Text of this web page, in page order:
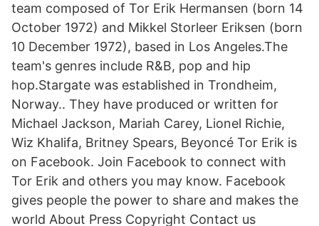
team composed of Tor Erik Hermansen (born 14
October 1972) and Mikkel Storleer Eriksen (born
10 December 1972), based in Los Angeles.The
team's genres include R&B, pop and hip
hop.Stargate was established in Trondheim,
Norway.. They have produced or written for
Michael Jackson, Mariah Carey, Lionel Richie,
Wiz Khalifa, Britney Spears, Beyoncé Tor Erik is
on Facebook. Join Facebook to connect with
Tor Erik and others you may know. Facebook
gives people the power to share and makes the
world About Press Copyright Contact us